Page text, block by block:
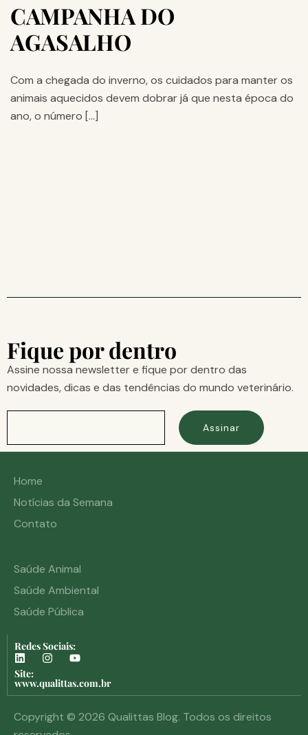
CAMPANHA DO
AGASALHO
Com a chegada do inverno, os cuidados para manter os
animais aquecidos devem dobrar já que nesta época do
ano, o número […]
Fique por dentro
Assine nossa newsletter e fique por dentro das
novidades, dicas e das tendências do mundo veterinário.
Assinar
Home
Notícias da Semana
Contato
Saúde Animal
Saúde Ambiental
Saúde Pública
Redes Sociais:
Site:
www.qualittas.com.br
Copyright © 2026 Qualittas Blog. Todos os direitos